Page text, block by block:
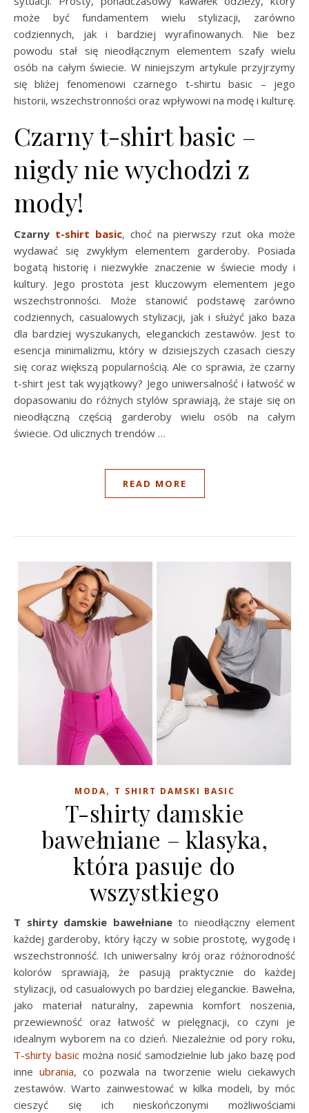
może być fundamentem wielu stylizacji, zarówno
codziennych, jak i bardziej wyrafinowanych. Nie bez
powodu stał się nieodłącznym elementem szafy wielu
osób na całym świecie. W niniejszym artykule przyjrzymy
się bliżej fenomenowi czarnego t-shirtu basic – jego
historii, wszechstronności oraz wpływowi na modę i kulturę.
Czarny t-shirt basic –
nigdy nie wychodzi z
mody!
Czarny t-shirt basic, choć na pierwszy rzut oka może
wydawać się zwykłym elementem garderoby. Posiada
bogatą historię i niezwykłe znaczenie w świecie mody i
kultury. Jego prostota jest kluczowym elementem jego
wszechstronności. Może stanowić podstawę zarówno
codziennych, casualowych stylizacji, jak i służyć jako baza
dla bardziej wyszukanych, eleganckich zestawów. Jest to
esencja minimalizmu, który w dzisiejszych czasach cieszy
się coraz większą popularnością. Ale co sprawia, że czarny
t-shirt jest tak wyjątkowy? Jego uniwersalność i łatwość w
dopasowaniu do różnych stylów sprawiają, że staje się on
nieodłączną częścią garderoby wielu osób na całym
świecie. Od ulicznych trendów …
READ MORE
MODA, T SHIRT DAMSKI BASIC
T-shirty damskie
bawełniane – klasyka,
która pasuje do
wszystkiego
T shirty damskie bawełniane to nieodłączny element
każdej garderoby, który łączy w sobie prostotę, wygodę i
wszechstronność. Ich uniwersalny krój oraz różnorodność
kolorów sprawiają, że pasują praktycznie do każdej
stylizacji, od casualowych po bardziej eleganckie. Bawełna,
jako materiał naturalny, zapewnia komfort noszenia,
przewiewność oraz łatwość w pielęgnacji, co czyni je
idealnym wyborem na co dzień. Niezależnie od pory roku,
T-shirty basic można nosić samodzielnie lub jako bazę pod
inne ubrania, co pozwala na tworzenie wielu ciekawych
zestawów. Warto zainwestować w kilka modeli, by móc
cieszyć się ich nieskończonymi możliwościami